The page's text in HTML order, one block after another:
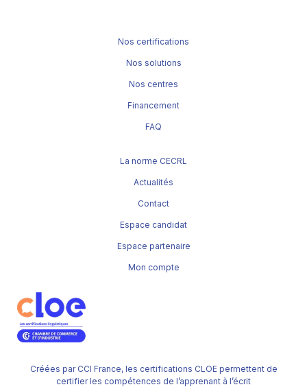
Créées par CCI France, les certifications CLOE permettent de
certifier les compétences de l’apprenant à l’écrit
Nos certifications
Nos solutions
Nos centres
Financement
FAQ
La norme CECRL
Actualités
Contact
Espace candidat
Espace partenaire
Mon compte